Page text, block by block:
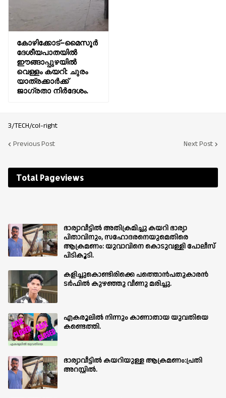
കോഴിക്കോട്–മൈസൂർ
ദേശീയപാതയിൽ
ഈങ്ങാപ്പുഴയിൽ
വെള്ളം കയറി: ചുരം
യാത്രക്കാർക്ക്
ജാഗ്രതാ നിർദേശം.
3/TECH/col-right
Previous Post
Next Post
Total Pageviews
ഭാര്യാവീട്ടിൽ അതിക്രമിച്ചു കയറി ഭാര്യാ
പിതാവിനും, സഹോദരനെയുമെതിരെ
ആക്രമണം: യുവാവിനെ കൊടുവള്ളി പോലീസ്
പിടികൂടി.
കളിച്ചുകൊണ്ടിരിക്കെ പത്തൊൻപതുകാരൻ
ടർഫിൽ കുഴഞ്ഞു വീണു മരിച്ചു.
എകരൂലിൽ നിന്നും കാണാതായ യുവതിയെ
കണ്ടെത്തി.
ഭാര്യാവീട്ടിൽ കയറിയുള്ള ആക്രമണം:പ്രതി
അറസ്റ്റിൽ.